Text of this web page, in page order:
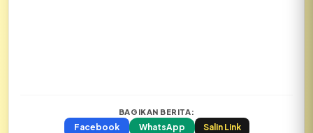
BAGIKAN BERITA:
Facebook WhatsApp Salin Link